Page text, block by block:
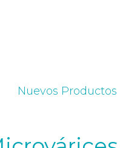
Nuevos Productos